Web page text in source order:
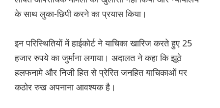
के साथ लुका-छिपी करने का प्रयास किया।
इन परिस्थितियों में हाईकोर्ट ने याचिका खारिज करते हुए 25
हजार रुपये का जुर्माना लगाया। अदालत ने कहा कि झूठे
हलफनामे और निजी हित से प्रेरित जनहित याचिकाओं पर
कठोर रुख अपनाना आवश्यक है।